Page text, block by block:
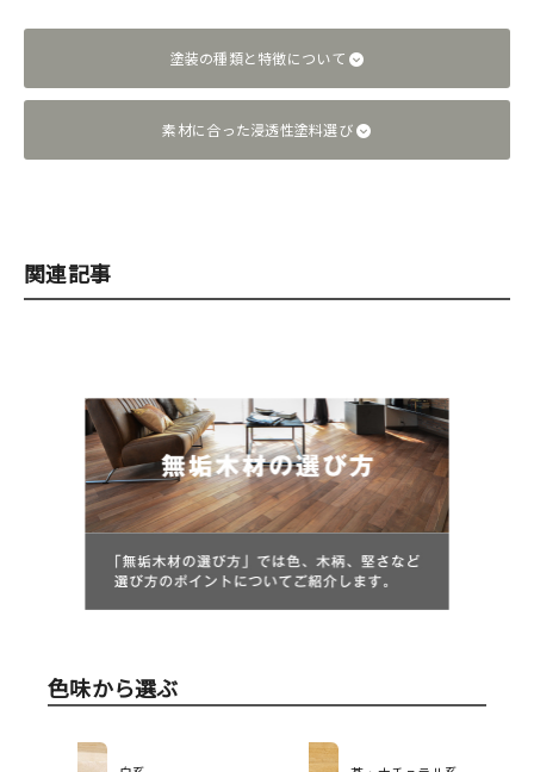
塗装の種類と特徴について
素材に合った浸透性塗料選び
関連記事
色味から選ぶ